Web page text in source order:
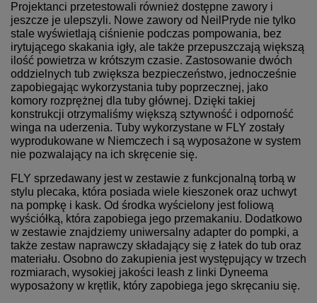
Projektanci przetestowali również dostępne zawory i
jeszcze je ulepszyli. Nowe zawory od NeilPryde nie tylko
stale wyświetlają ciśnienie podczas pompowania, bez
irytującego skakania igły, ale także przepuszczają większą
ilość powietrza w krótszym czasie. Zastosowanie dwóch
oddzielnych tub zwiększa bezpieczeństwo, jednocześnie
zapobiegając wykorzystania tuby poprzecznej, jako
komory rozprężnej dla tuby głównej. Dzięki takiej
konstrukcji otrzymaliśmy większą sztywność i odporność
winga na uderzenia. Tuby wykorzystane w FLY zostały
wyprodukowane w Niemczech i są wyposażone w system
nie pozwalający na ich skręcenie się.
FLY sprzedawany jest w zestawie z funkcjonalną torbą w
stylu plecaka, która posiada wiele kieszonek oraz uchwyt
na pompkę i kask. Od środka wyścielony jest foliową
wyściółką, która zapobiega jego przemakaniu. Dodatkowo
w zestawie znajdziemy uniwersalny adapter do pompki, a
także zestaw naprawczy składający się z łatek do tub oraz
materiału. Osobno do zakupienia jest występujący w trzech
rozmiarach, wysokiej jakości leash z linki Dyneema
wyposażony w krętlik, który zapobiega jego skręcaniu się.